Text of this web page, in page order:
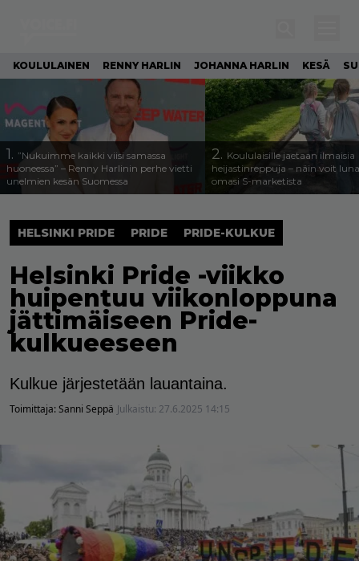
KOULULAINEN RENNY HARLIN JOHANNA HARLIN KESÄ
1. ”Nukuimme kaikki viisi samassa
huoneessa” – Renny Harlinin perhe vietti
unelmien kesän Suomessa
2. Koululaisille jaetaan ilmaisia
heijastinreppuja – näin voit
omasi S-marketista
HELSINKI PRIDE PRIDE PRIDE-KULKUE
Helsinki Pride -viikko
huipentuu viikonloppuna
jättimäiseen Pride-
kulkueeseen
Kulkue järjestetään lauantaina.
Toimittaja:Sanni Seppä Julkaistu: 27.6.2025 14:15